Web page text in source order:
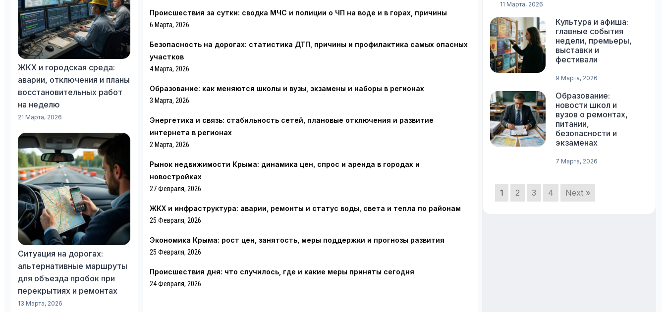
ЖКХ и городская среда:
аварии, отключения и планы
восстановительных работ
на неделю
21 Марта, 2026
Ситуация на дорогах:
альтернативные маршруты
для объезда пробок при
перекрытиях и ремонтах
13 Марта, 2026
Происшествия за сутки: сводка МЧС и полиции о ЧП на воде и в горах, причины
6 Марта, 2026
Безопасность на дорогах: статистика ДТП, причины и профилактика самых опасных
участков
4 Марта, 2026
Образование: как меняются школы и вузы, экзамены и наборы в регионах
3 Марта, 2026
Энергетика и связь: стабильность сетей, плановые отключения и развитие
интернета в регионах
2 Марта, 2026
Рынок недвижимости Крыма: динамика цен, спрос и аренда в городах и
новостройках
27 Февраля, 2026
ЖКХ и инфраструктура: аварии, ремонты и статус воды, света и тепла по районам
25 Февраля, 2026
Экономика Крыма: рост цен, занятость, меры поддержки и прогнозы развития
25 Февраля, 2026
Происшествия дня: что случилось, где и какие меры приняты сегодня
24 Февраля, 2026
11 Марта, 2026
Культура и афиша:
главные события
недели, премьеры,
выставки и
фестивали
9 Марта, 2026
Образование:
новости школ и
вузов о ремонтах,
питании,
безопасности и
экзаменах
7 Марта, 2026
1 2 3 4 Next »